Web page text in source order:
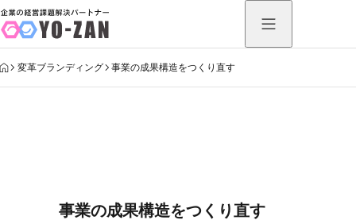
HOME
変革ブランディング 事業の成果構造をつくり直す
事業の成果構造をつくり直す